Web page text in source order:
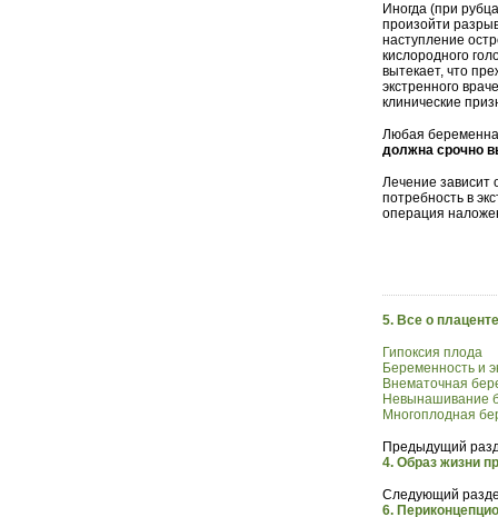
Иногда (при
произойти
наступление
кислородного
вытекает, что
экстренного
клинические
Любая
должна срочно
Лечение зависит
потребность в
операция
5. Все о плаценте
Гипоксия плода
Беременность и
Внематочная
Невынашивание
Многоплодная
Предыдущий
4. Образ жизни
Следующий
6.